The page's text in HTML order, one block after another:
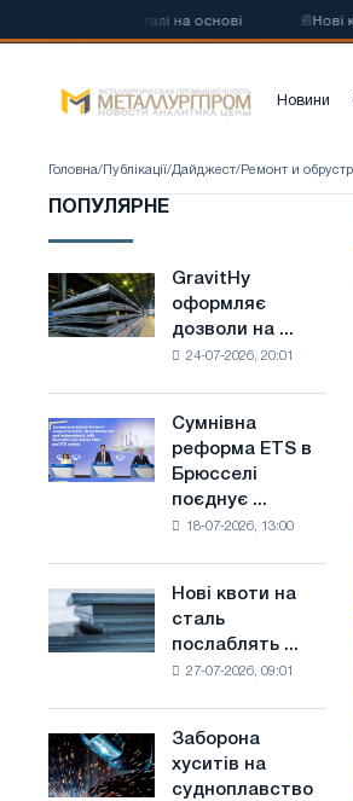
сталі на основі Нові
Новини
Головна/ Публікації/Дайджест/ Ремонт и
ПОПУЛЯРНЕ
GravitHy
оформляє
дозволи
з
виробництва
низьковуглецевої
основі
водню
Франції
GravitHy
оформляє
дозволи на ...
24-07-2026, 20:01
Сумнівна
реформа
ETS
обмеження
з
боротьбі
зі
зміною
клімату
Сумнівна
реформа ETS в
Брюсселі
поєднує ...
18-07-2026, 13:00
Нові
квоти
на
в
Сполученому
Нові квоти на
сталь
послаблять ...
27-07-2026, 09:01
Заборона
хуситів
на
Заборона
хуситів на
судноплавство